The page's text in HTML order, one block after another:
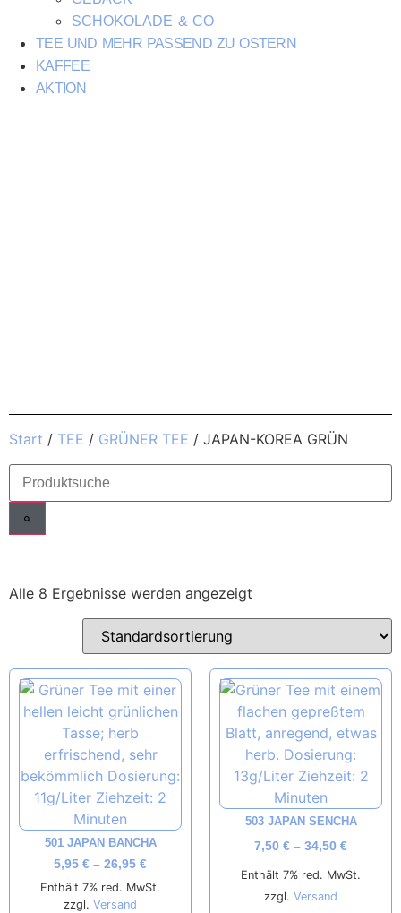
SCHOKOLADE & CO
TEE UND MEHR PASSEND ZU OSTERN
KAFFEE
AKTION
Start / TEE / GRÜNER TEE / JAPAN-KOREA GRÜN
Alle 8 Ergebnisse werden angezeigt
501 JAPAN BANCHA
5,95 € – 26,95 €
Enthält 7% red. MwSt.
zzgl. Versand
503 JAPAN SENCHA
7,50 € – 34,50 €
Enthält 7% red. MwSt.
zzgl. Versand